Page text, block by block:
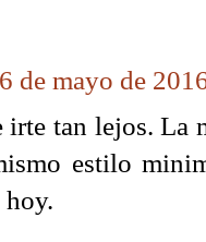
de mayo de
irte tan lejos. La
estilo
hoy.